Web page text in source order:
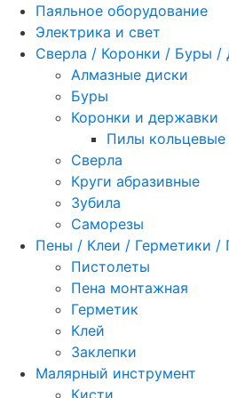
Паяльное оборудование
Электрика и свет
Сверла / Коронки / Буры
Алмазные диски
Буры
Коронки и державки
Пилы
Сверла
Круги абразивные
Зубила
Саморезы
Пены / Клеи / Герметики /
Пистолеты
Пена монтажная
Герметик
Клей
Заклепки
Малярный инструмент
Кисти